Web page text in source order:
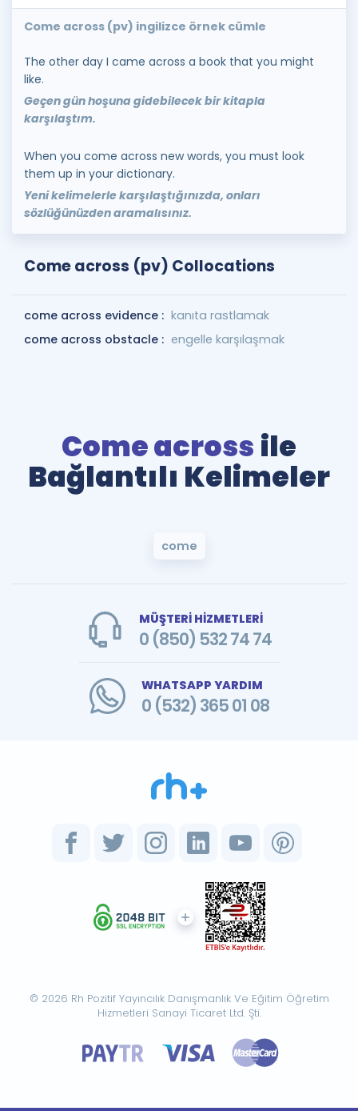
Come across (pv) ingilizce örnek cümle
The other day I came across a book that you might
like.
Geçen gün hoşuna gidebilecek bir kitapla
karşılaştım.
When you come across new words, you must look
them up in your dictionary.
Yeni kelimelerle karşılaştığınızda, onları
sözlüğünüzden aramalısınız.
Come across (pv) Collocations
come across evidence : kanıta rastlamak
come across obstacle : engelle karşılaşmak
Come across ile
Bağlantılı Kelimeler
come
MÜŞTERİ HİZMETLERİ
0 (850) 532 74 74
WHATSAPP YARDIM
0 (532) 365 01 08
© 2026 Rh Pozitif Yayıncılık Danışmanlık Ve Eğitim Öğretim
Hizmetleri Sanayi Ticaret Ltd. Şti.